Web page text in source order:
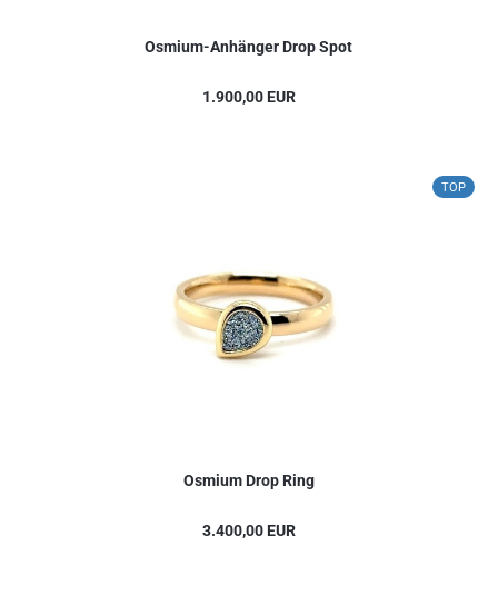
Osmium-Anhänger Drop Spot
1.900,00 EUR
TOP
Osmium Drop Ring
3.400,00 EUR